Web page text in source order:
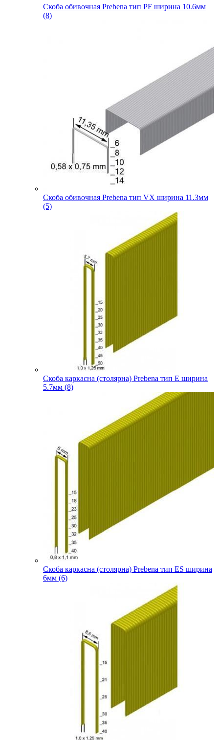
Скоба обивочная Prebena тип PF ширина 10.6мм
(8)
Скоба обивочная Prebena тип VX ширина 11.3мм
(5)
Скоба каркасна (столярна) Prebena тип E ширина
5.7мм (8)
Скоба каркасна (столярна) Prebena тип ES ширина
6мм (6)